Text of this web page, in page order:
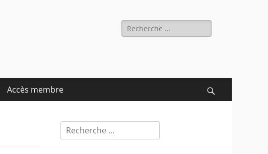
Rechercher :
Accès membre
Rechercher :